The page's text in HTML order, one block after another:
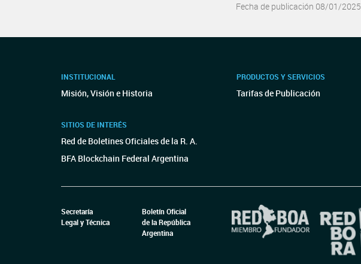
Fecha de publicación 08/01/2025
INSTITUCIONAL
Misión, Visión e Historia
SITIOS DE INTERÉS
Red de Boletines Oficiales de la R. A.
BFA Blockchain Federal Argentina
PRODUCTOS Y SERVICIOS
Tarifas de Publicación
Secretaría
Legal y Técnica
Boletín Oficial
de la República
Argentina